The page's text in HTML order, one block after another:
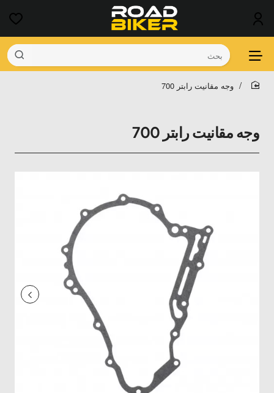
بحث
وجه مقانيت رابتر 700
وجه مقانيت رابتر 700